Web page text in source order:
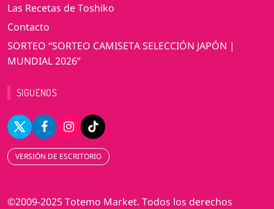
Las Recetas de Toshiko
Contacto
SORTEO “SORTEO CAMISETA SELECCIÓN JAPÓN |
MUNDIAL 2026”
SIGUENOS
VERSIÓN DE ESCRITORIO
©2009-2025 Totemo Market. Todos los derechos